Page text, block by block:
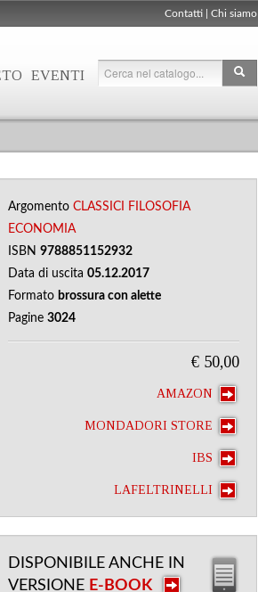
Contatti Chi siamo
EVENTI
Argomento CLASSICI
FILOSOFIA
ECONOMIA
ISBN 9788851152932
Data di uscita 05.12.2017
Formato brossura con alette
Pagine 3024
€ 50,00
AMAZON
MONDADORI STORE
IBS
LAFELTRINELLI
DISPONIBILE ANCHE IN
VERSIONE E-BOOK